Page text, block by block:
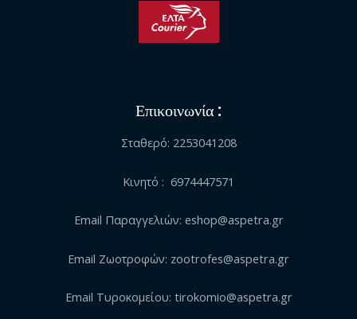
Επικοινωνία :
Σταθερό: 2253041208
Κινητό : 6974447571
Email Παραγγελιών: eshop@aspetra.gr
Email Ζωοτροφών: zootrofes@aspetra.gr
Email Τυροκομείου: tirokomio@aspetra.gr